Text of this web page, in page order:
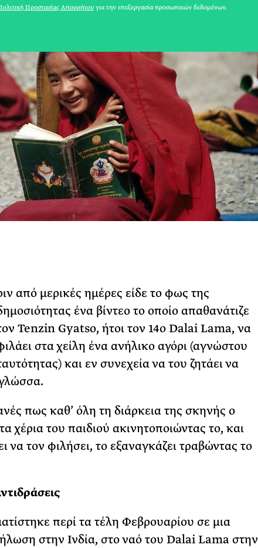
από μερικές ημέρες είδε το φως της
ένα βίντεο το οποίο απαθανάτιζε
Tenzin Gyatso, ήτοι τον 14ο Dalai Lama, να
στα χείλη ένα ανήλικο αγόρι (αγνώστου
και εν συνεχεία να του ζητάει να
πως καθ’ όλη τη διάρκεια της σκηνής ο
χέρια του παιδιού ακινητοποιώντας το, και
να τον φιλήσει, το εξαναγκάζει τραβώντας το
περί τα τέλη Φεβρουαρίου σε μια
στην Ινδία, στο ναό του Dalai Lama στην
Ακόμη Αρχίσει
ΡΙΑ ΣΠΥΡΟΥ
Προστασίας Απορρήτουγια την επεξεργασία προσωπικών δεδομένων.